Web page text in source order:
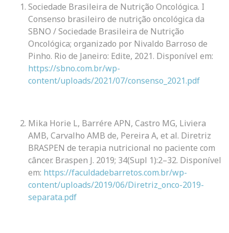
Sociedade Brasileira de Nutrição Oncológica. I
Consenso brasileiro de nutrição oncológica da
SBNO / Sociedade Brasileira de Nutrição
Oncológica; organizado por Nivaldo Barroso de
Pinho. Rio de Janeiro: Edite, 2021. Disponível em:
https://sbno.com.br/wp-
content/uploads/2021/07/consenso_2021.pdf
Mika Horie L, Barrére APN, Castro MG, Liviera
AMB, Carvalho AMB de, Pereira A, et al. Diretriz
BRASPEN de terapia nutricional no paciente com
câncer. Braspen J. 2019; 34(Supl 1):2–32. Disponível
em: https://faculdadebarretos.com.br/wp-
content/uploads/2019/06/Diretriz_onco-2019-
separata.pdf